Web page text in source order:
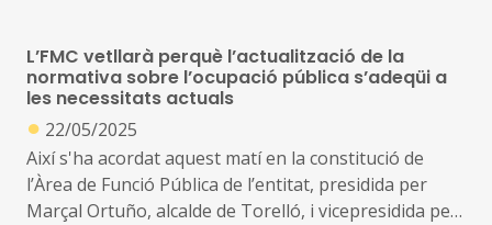
i incentius per garantir la cobertura de llocs de difícil
provisió al món local
L’FMC vetllarà perquè l’actualització de la
normativa sobre l’ocupació pública s’adeqüi a
les necessitats actuals
● 22/05/2025
Així s'ha acordat aquest matí en la constitució de
l’Àrea de Funció Pública de l’entitat, presidida per
Marçal Ortuño, alcalde de Torelló, i vicepresidida per